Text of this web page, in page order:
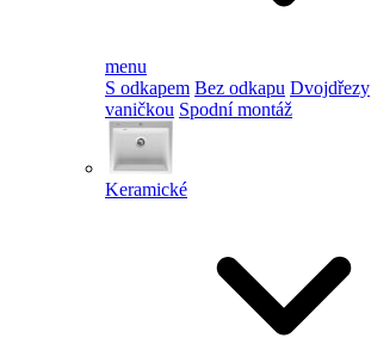
menu
S odkapem Bez odkapu Dvojdřezy
vaničkou Spodní montáž
Keramické